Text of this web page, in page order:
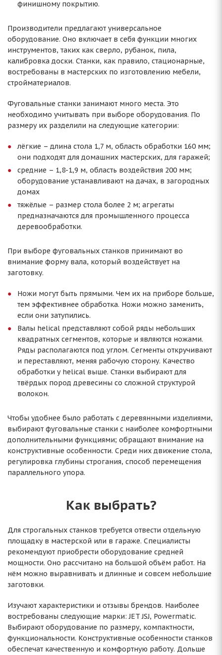
финишному покрытию.
Производители предлагают универсальное
оборудование. Оно включает в себя функции многих
инструментов, таких как сверло, рубанок, пила,
калибровка доски. Станки, как правило, стационарные,
востребованы в мастерских по изготовлению мебели,
стройматериалов.
Фуговальные станки занимают много места. Это
необходимо учитывать при выборе оборудования. По
размеру их разделили на следующие категории:
лёгкие – длина стола 1,7 м, область обработки 160 мм;
они подходят для домашних мастерских, для гаражей;
средние – 1,8-1,9 м, область воздействия 200 мм;
оборудование устанавливают на дачах, в загородных
домах
тяжёлые – размер стола более 2 м; агрегаты
предназначаются для промышленного процесса
деревообработки.
При выборе фуговальных станков принимают во
внимание форму вала, который воздействует на
заготовку.
Ножи могут быть прямыми. Чем их на приборе больше,
тем эффективнее обработка. Ножи можно заменить,
если они затупились.
Валы helical представляют собой ряды небольших
квадратных сегментов, которые и являются ножами.
Ряды располагаются под углом. Сегменты откручивают
и переставляют, меняя рабочую сторону. Качество
обработки у helical выше. Станки выбирают для
твёрдых пород древесины со сложной структурой
волокон.
Чтобы удобнее было работать с деревянными изделиями,
выбирают фуговальные станки с наиболее комфортными
дополнительными функциями; обращают внимание на
конструктивные особенности. Среди них движение стола,
регулировка глубины строгания, способ перемещения
параллельного упора.
Как выбрать?
Для строгальных станков требуется отвести отдельную
площадку в мастерской или в гараже. Специалисты
рекомендуют приобрести оборудование средней
мощности. Оно рассчитано на большой объём работ. На
нём можно выравнивать и длинные и совсем небольшие
заготовки.
Изучают характеристики и отзывы брендов. Наиболее
востребованы следующие марки: JET JSJ, Powermatic.
Выбирают оборудование по размеру, компактности,
функциональности. Конструктивные особенности станков
обеспечат качественную и комфортную работу. Дольше